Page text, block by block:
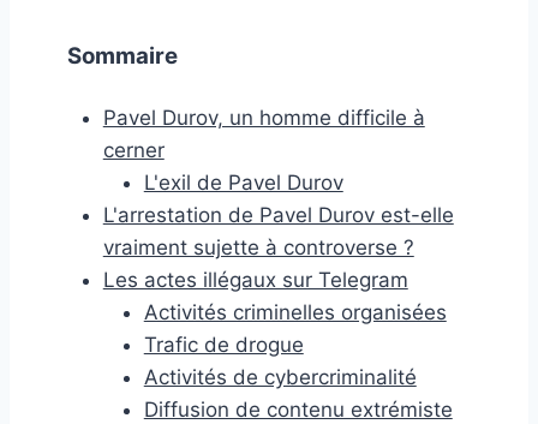
Sommaire
Pavel Durov, un homme difficile à
cerner
L'exil de Pavel Durov
L'arrestation de Pavel Durov est-elle
vraiment sujette à controverse ?
Les actes illégaux sur Telegram
Activités criminelles organisées
Trafic de drogue
Activités de cybercriminalité
Diffusion de contenu extrémiste